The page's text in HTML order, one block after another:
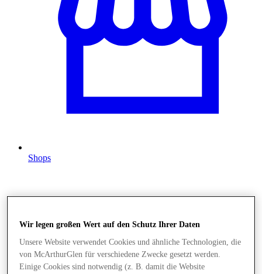
Shops
Wir legen großen Wert auf den Schutz Ihrer Daten
Unsere Website verwendet Cookies und ähnliche Technologien, die
von McArthurGlen für verschiedene Zwecke gesetzt werden.
Einige Cookies sind notwendig (z. B. damit die Website